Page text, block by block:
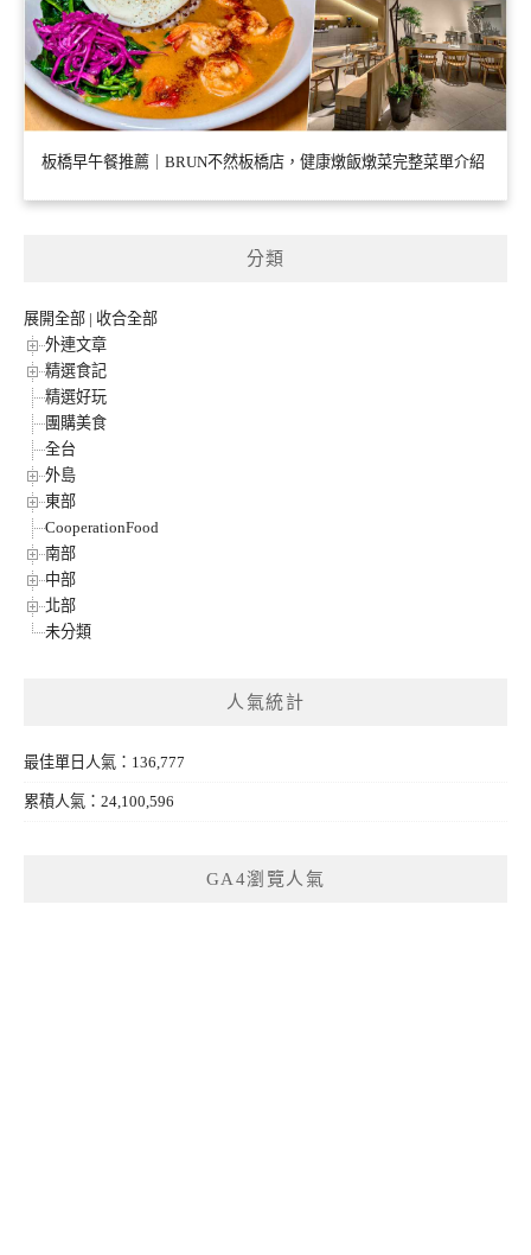
板橋早午餐推薦｜BRUN不然板橋店，健康燉飯燉菜完整菜單介紹
分類
展開全部 | 收合全部
外連文章
精選食記
精選好玩
團購美食
全台
外島
東部
CooperationFood
南部
中部
北部
未分類
人氣統計
最佳單日人氣：136,777
累積人氣：24,100,596
GA4瀏覽人氣